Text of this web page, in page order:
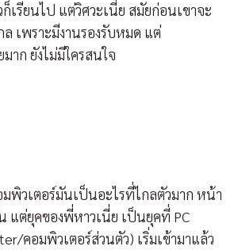
เรียนไป แต่วิศวะเนี่ย สมัยก่อนเขาจะ
ล เพราะมีงานรองรับหมด แต่
าก ยังไม่มีใครสนใจ
พิวเตอร์มันเป็นอะไรที่ไกลตัวมาก หน้า
แต่ยุคของพี่หาวเนี่ย เป็นยุคที่ PC
คอมพิวเตอร์ส่วนตัว) เริ่มเข้ามาแล้ว